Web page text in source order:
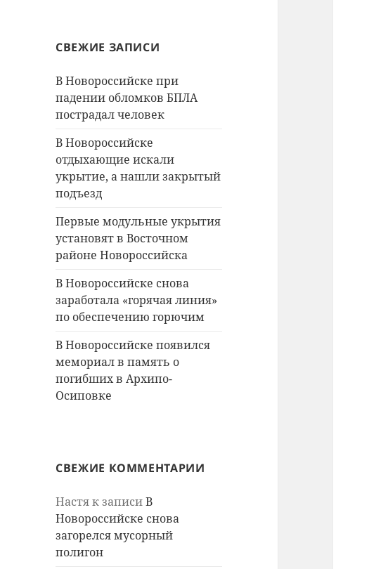
СВЕЖИЕ ЗАПИСИ
В Новороссийске при
падении обломков БПЛА
пострадал человек
В Новороссийске
отдыхающие искали
укрытие, а нашли закрытый
подъезд
Первые модульные укрытия
установят в Восточном
районе Новороссийска
В Новороссийске снова
заработала «горячая линия»
по обеспечению горючим
В Новороссийске появился
мемориал в память о
погибших в Архипо-
Осиповке
СВЕЖИЕ КОММЕНТАРИИ
Настяк записиВ
Новороссийске снова
загорелся мусорный
полигон